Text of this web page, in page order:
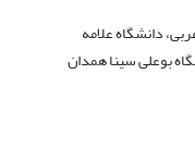
دانشگاه علامه
بوعلی سینا همدان